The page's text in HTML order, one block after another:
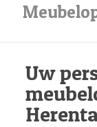
Uw